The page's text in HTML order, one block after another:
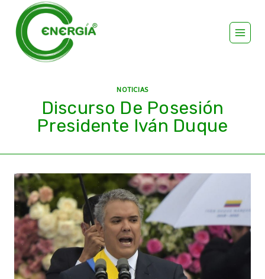
NOTICIAS
Discurso De Posesión
Presidente Iván Duque